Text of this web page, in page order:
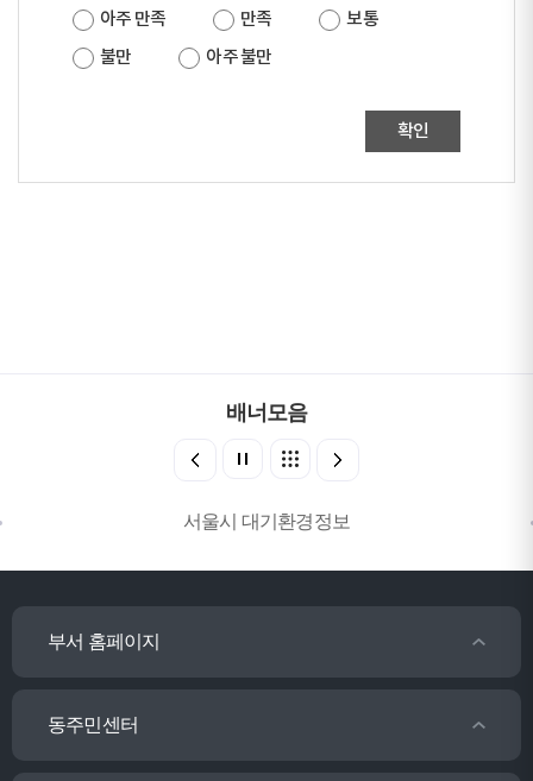
아주 만족 만족
보통
불만
아주 불만
확인
배너모음
서울시 대기환경정보
부서 홈페이지
동주민센터